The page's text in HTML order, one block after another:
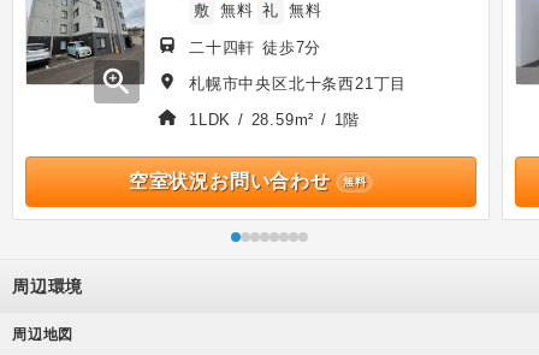
zoom_in
敷 無料 礼 無料
二十四軒 徒歩7分
札幌市中央区北十条西21丁目
1LDK / 28.59m² / 1階
空室状況お問い合わせ 無料
周辺環境
周辺地図